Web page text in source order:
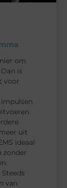
om
is
voor
uit
ideaal
zonder
van